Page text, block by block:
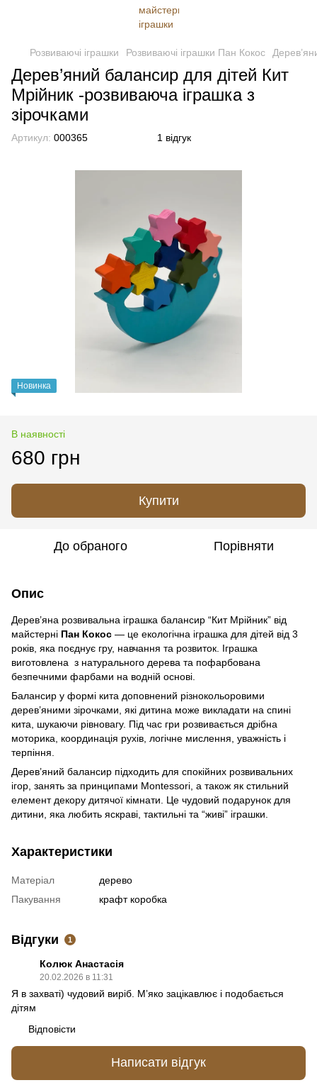
Розвиваючі іграшки Розвиваючі іграшки Пан Кокос
Дерев’яний балансир для дітей Кит
Мрійник -розвиваюча іграшка з
зірочками
Артикул: 000365 1 відгук
Новинка
В наявності
680 грн
Купити
До обраного Порівняти
Опис
Дерев’яна розвивальна іграшка балансир “Кит Мрійник” від
майстерні Пан Кокос — це екологічна іграшка для дітей від 3
років, яка поєднує гру, навчання та розвиток. Іграшка
виготовлена з натурального дерева та пофарбована
безпечними фарбами на водній основі.
Балансир у формі кита доповнений різнокольоровими
дерев’яними зірочками, які дитина може викладати на спині
кита, шукаючи рівновагу. Під час гри розвивається дрібна
моторика, координація рухів, логічне мислення, уважність і
терпіння.
Дерев’яний балансир підходить для спокійних розвивальних
ігор, занять за принципами Montessori, а також як стильний
елемент декору дитячої кімнати. Це чудовий подарунок для
дитини, яка любить яскраві, тактильні та “живі” іграшки.
Характеристики
Матеріал
дерево
Пакування
крафт коробка
Відгуки 1
Колюк Анастасія
20.02.2026 в 11:31
Я в захваті) чудовий виріб. Мʼяко зацікавлює і подобається
дітям
Відповісти
Написати відгук